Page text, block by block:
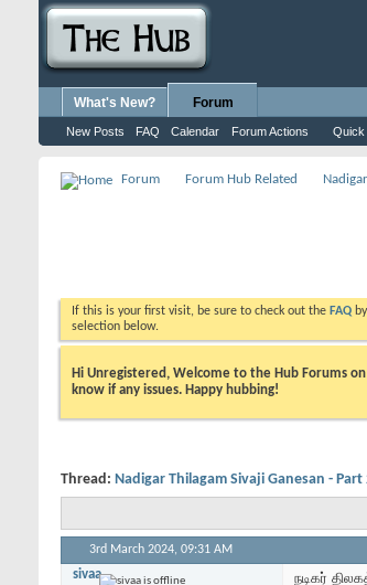
What's New? Forum
New Posts FAQ Calendar Forum Actions Quick
Forum Forum Hub Related
If this is your first visit, be sure to check out the FAQ
selection below.
Hi Unregistered, Welcome to the Hub Forums
know if any issues. Happy hubbing!
Thread: Nadigar Thilagam Sivaji Ganesan - Part
3rd March 2024, 09:31 AM
sivaa
நடிகர்